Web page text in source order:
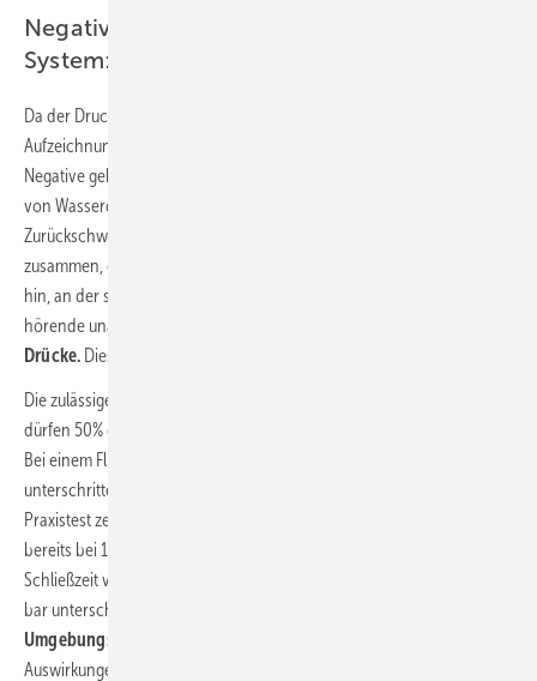
Negativer Druckstoß/Unterdruck im
System:
Da der Drucktransmitter nur positive Drücke messen kann, hört die
Aufzeichnung bei 0 bar auf, obwohl der
Negative geht. Bei diesem Vorgang ist es möglich, dass Hohlräume
von Wasserdampf und ausgegaster Luft entstehen. Beim
Zurückschwingen der Druckwelle fallen diese Gasblasen wieder
zusammen, das Wasser strömt mit Schallgeschwindigkeit an die Stelle
hin, an der sich die Gasblasen befunden haben; es entstehen gut zu
hörende unangenehme
Drücke. Dieser Vorgang wird als Mikrokavitation bezeichnet.
Die zulässigen negativen Druckstöße nach der genannten 1988-200
dürfen 50% des sich einstellenden Fließdruckes nicht unterschreiten.
Bei einem Fließdruck von 3 bar bedeutet dies, dass 1,5 bar nicht
unterschritten werden dürfen. Die
Praxistest zeigen aber, dass bei den meisten Armaturen dieser Wert
bereits bei 100 ms Schließzeit unterschritten wird. Bei der kurzen
Schließzeit von 20 ms wird sogar bei vielen Armaturen der Wert von 0
bar unterschritten; dies bedeutet, dass der Druck unter den
Umgebungsdruck
Auswirkungen auf die Trinkwasseranlage.